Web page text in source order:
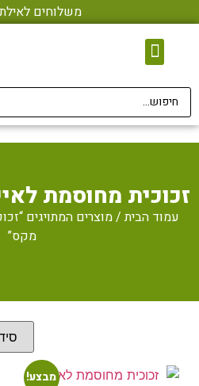
משלוחים
זכוכית מחוסמת לאייפון
עמוד הבית
מקס”
מבצע!